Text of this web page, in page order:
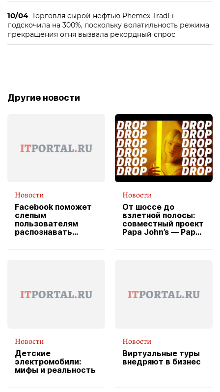
10/04 Торговля сырой нефтью Phemex TradFi
подскочила на 300%, поскольку волатильность режима
прекращения огня вызвала рекордный спрос
Другие новости
Новости
Facebook поможет
слепым
пользователям
распознавать
Новости
От шоссе до
взлетной полосы:
совместный проект
Papa John’s — Papa
вводит
Новости
Детские
электромобили:
мифы и реальность
Новости
Виртуальные туры
внедряют в бизнес